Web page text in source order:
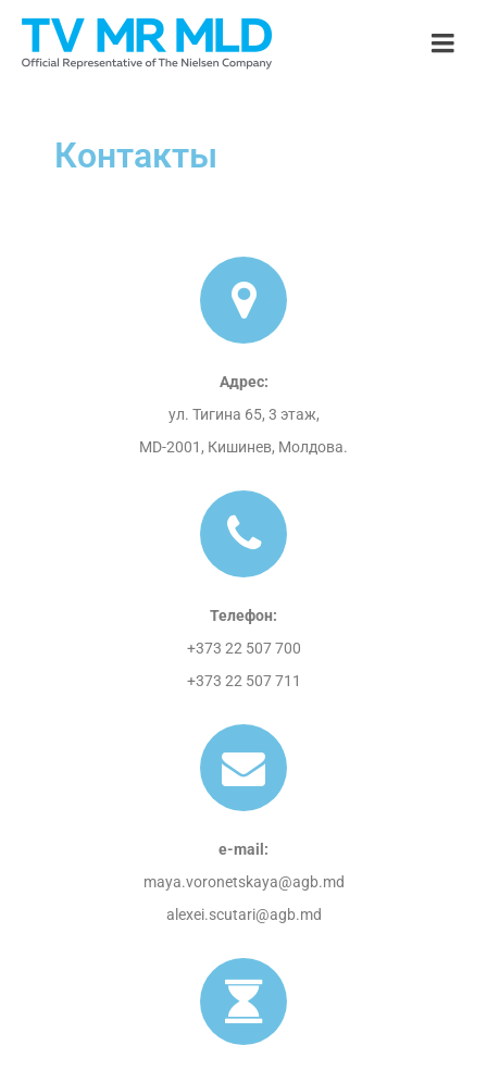
Контакты
Адрес:
ул. Тигина 65, 3 этаж,
MD-2001, Кишинев, Молдова.
Телефон:
+373 22 507 700
+373 22 507 711
e-mail:
maya.voronetskaya@agb.md
alexei.scutari@agb.md